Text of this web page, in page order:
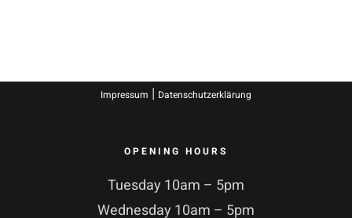
Impressum | Datenschutzerklärung
OPENING HOURS
Tuesday 10am – 5pm
Wednesday 10am – 5pm